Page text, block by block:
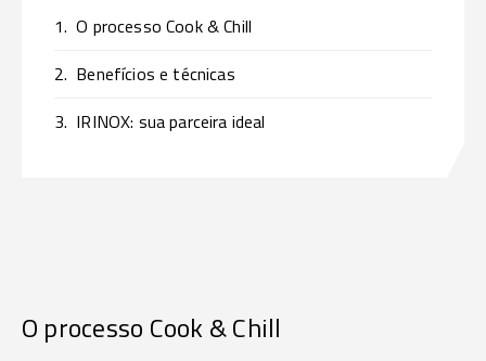
1. O processo Cook & Chill
2. Benefícios e técnicas
3. IRINOX: sua parceira ideal
O processo Cook & Chill